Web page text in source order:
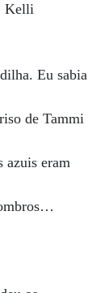
Kelli
Eu sabia
de Tammi
azuis eram